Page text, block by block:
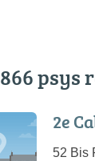
866 psys
2e
52 Bis